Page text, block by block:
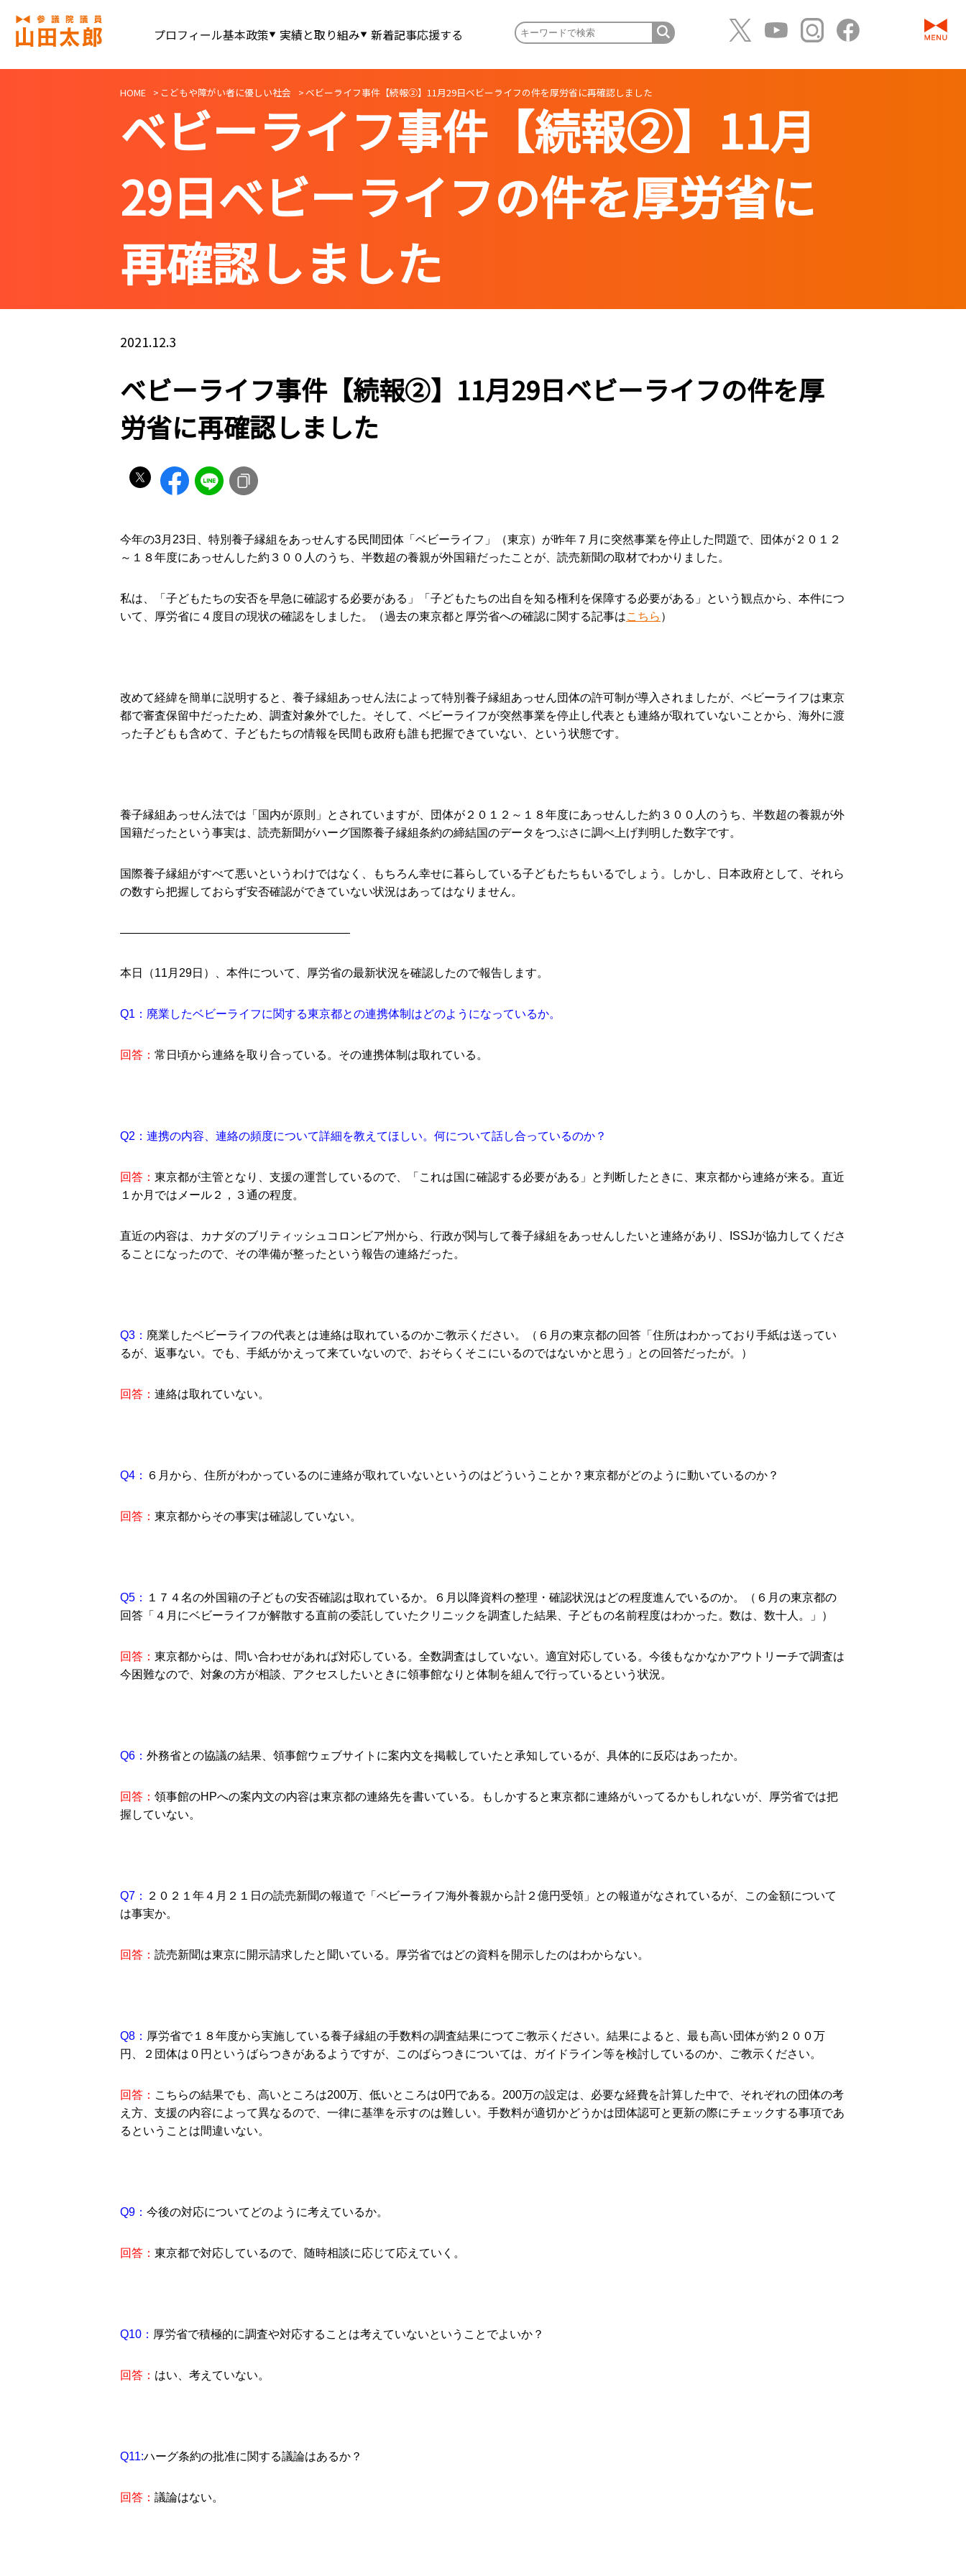
プロフィール基本政策 実績と取り組み 新着記事応援する
HOME こどもや障がい者に優しい社会 ベビーライフ事件【続報②】11月29日ベビーライフの件を厚労省に再確認しました
ベビーライフ事件【続報②】11月
29日ベビーライフの件を厚労省に
再確認しました
2021.12.3
ベビーライフ事件【続報②】11月29日ベビーライフの件を厚
労省に再確認しました
今年の3月23日、特別養子縁組をあっせんする民間団体「ベビーライフ」（東京）が昨年７月に突然事業を停止した問題で、団体が２０１２
～１８年度にあっせんした約３００人のうち、半数超の養親が外国籍だったことが、読売新聞の取材でわかりました。
私は、「子どもたちの安否を早急に確認する必要がある」「子どもたちの出自を知る権利を保障する必要がある」という観点から、本件につ
いて、厚労省に４度目の現状の確認をしました。（過去の東京都と厚労省への確認に関する記事はこちら ）
改めて経緯を簡単に説明すると、養子縁組あっせん法によって特別養子縁組あっせん団体の許可制が導入されましたが、ベビーライフは東京
都で審査保留中だったため、調査対象外でした。そして、ベビーライフが突然事業を停止し代表とも連絡が取れていないことから、海外に渡
った子どもも含めて、子どもたちの情報を民間も政府も誰も把握できていない、という状態です。
養子縁組あっせん法では「国内が原則」とされていますが、団体が２０１２～１８年度にあっせんした約３００人のうち、半数超の養親が外
国籍だったという事実は、読売新聞がハーグ国際養子縁組条約の締結国のデータをつぶさに調べ上げ判明した数字です。
国際養子縁組がすべて悪いというわけではなく、もちろん幸せに暮らしている子どもたちもいるでしょう。しかし、日本政府として、それら
の数すら把握しておらず安否確認ができていない状況はあってはなりません。
――――――――――――――――――――
本日（11月29日）、本件について、厚労省の最新状況を確認したので報告します。
Q1：廃業したベビーライフに関する東京都との連携体制はどのようになっているか。
回答： 常日頃から連絡を取り合っている。その連携体制は取れている。
Q2：連携の内容、連絡の頻度について詳細を教えてほしい。何について話し合っているのか？
回答： 東京都が主管となり、支援の運営しているので、「これは国に確認する必要がある」と判断したときに、東京都から連絡が来る。直近
１か月ではメール２，３通の程度。
直近の内容は、カナダのブリティッシュコロンビア州から、行政が関与して養子縁組をあっせんしたいと連絡があり、ISSJが協力してくださ
ることになったので、その準備が整ったという報告の連絡だった。
Q3： 廃業したベビーライフの代表とは連絡は取れているのかご教示ください。（６月の東京都の回答「住所はわかっており手紙は送ってい
るが、返事ない。でも、手紙がかえって来ていないので、おそらくそこにいるのではないかと思う」との回答だったが。）
回答： 連絡は取れていない。
Q4： ６月から、住所がわかっているのに連絡が取れていないというのはどういうことか？東京都がどのように動いているのか？
回答： 東京都からその事実は確認していない。
Q5：
１７４名の外国籍の子どもの安否確認は取れているか。６月以降資料の整理・確認状況はどの程度進んでいるのか。（６月の東京都の
回答「４月にベビーライフが解散する直前の委託していたクリニックを調査した結果、子どもの名前程度はわかった。数は、数十人。」）
回答： 東京都からは、問い合わせがあれば対応している。全数調査はしていない。適宜対応している。今後もなかなかアウトリーチで調査は
今困難なので、対象の方が相談、アクセスしたいときに領事館なりと体制を組んで行っているという状況。
Q6： 外務省との協議の結果、領事館ウェブサイトに案内文を掲載していたと承知しているが、具体的に反応はあったか。
回答： 領事館のHPへの案内文の内容は東京都の連絡先を書いている。もしかすると東京都に連絡がいってるかもしれないが、厚労省では把
握していない。
Q7：
２０２１年４月２１日の読売新聞の報道で「ベビーライフ海外養親から計２億円受領」との報道がなされているが、この金額について
は事実か。
回答： 読売新聞は東京に開示請求したと聞いている。厚労省ではどの資料を開示したのはわからない。
Q8： 厚労省で１８年度から実施している養子縁組の手数料の調査結果につてご教示ください。結果によると、最も高い団体が約２００万
円、２団体は０円というばらつきがあるようですが、このばらつきについては、ガイドライン等を検討しているのか、ご教示ください。
回答： こちらの結果でも、高いところは200万、低いところは0円である。200万の設定は、必要な経費を計算した中で、それぞれの団体の考
え方、支援の内容によって異なるので、一律に基準を示すのは難しい。手数料が適切かどうかは団体認可と更新の際にチェックする事項であ
るということは間違いない。
Q9： 今後の対応についてどのように考えているか。
回答： 東京都で対応しているので、随時相談に応じて応えていく。
Q10： 厚労省で積極的に調査や対応することは考えていないということでよいか？
回答： はい、考えていない。
Q11:ハーグ条約の批准に関する議論はあるか？
回答： 議論はない。